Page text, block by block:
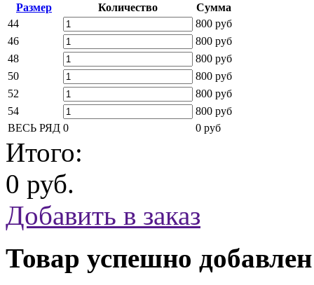
Размер Количество
Сумма
44
800 руб
46
800 руб
48
800 руб
50
800 руб
52
800 руб
54
800 руб
ВЕСЬ РЯД 0 0 руб
Итого:
0 руб.
Добавить в заказ
Товар успешно